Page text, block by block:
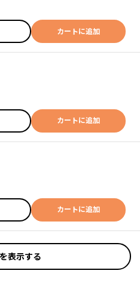
カートに追加
カートに追加
カートに追加
表示する